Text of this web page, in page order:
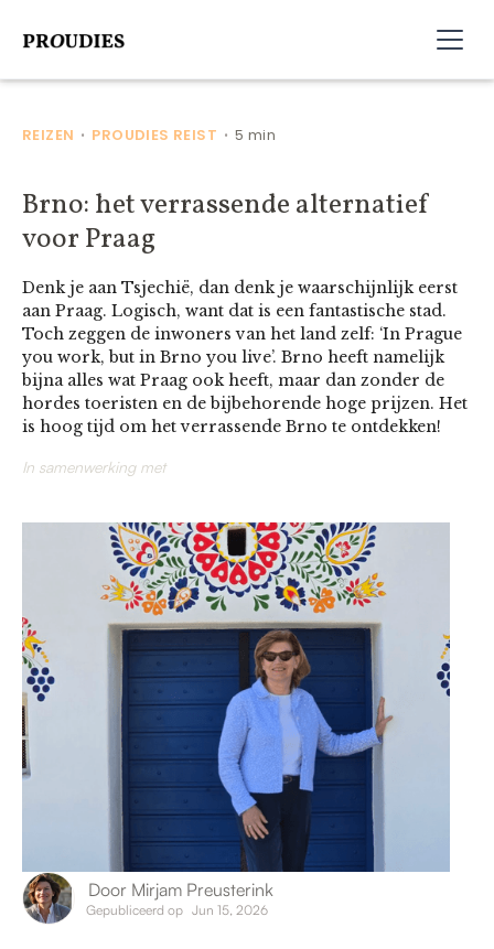
REIZEN • PROUDIES REIST •5 min
Brno: het verrassende alternatief
voor Praag
Denk je aan Tsjechië, dan denk je waarschijnlijk eerst
aan Praag. Logisch, want dat is een fantastische stad.
Toch zeggen de inwoners van het land zelf: ‘In Prague
you work, but in Brno you live’. Brno heeft namelijk
bijna alles wat Praag ook heeft, maar dan zonder de
hordes toeristen en de bijbehorende hoge prijzen. Het
is hoog tijd om het verrassende Brno te ontdekken!
In samenwerking met
Door Mirjam Preusterink
Gepubliceerd op Jun 15, 2026